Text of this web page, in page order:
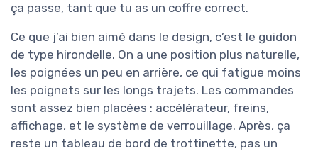
ça passe, tant que tu as un coffre correct.
Ce que j’ai bien aimé dans le design, c’est le guidon
de type hirondelle. On a une position plus naturelle,
les poignées un peu en arrière, ce qui fatigue moins
les poignets sur les longs trajets. Les commandes
sont assez bien placées : accélérateur, freins,
affichage, et le système de verrouillage. Après, ça
reste un tableau de bord de trottinette, pas un